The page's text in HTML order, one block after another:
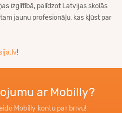
izglītībā, palīdzot Latvijas skolās
jaunu profesionāļu, kas kļūst par
!
ar Mobilly?
Mobilly kontu par brīvu!